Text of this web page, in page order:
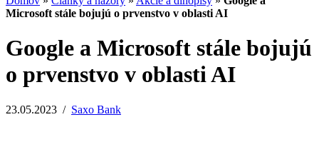
Microsoft stále bojujú o prvenstvo v oblasti AI
Google a Microsoft stále bojujú
o prvenstvo v oblasti AI
23.05.2023 / Saxo Bank